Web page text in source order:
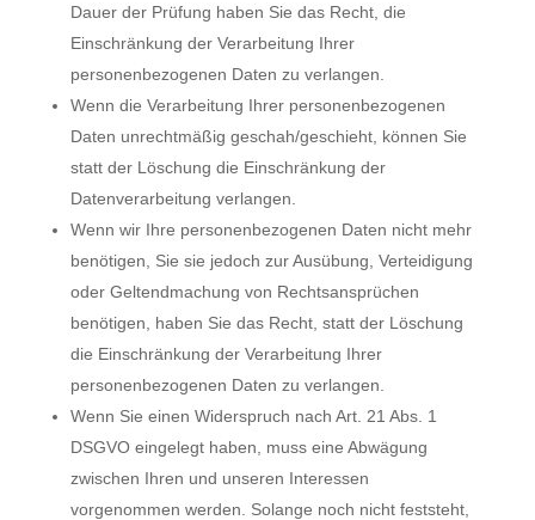
Dauer der Prüfung haben Sie das Recht, die
Einschränkung der Verarbeitung Ihrer
personenbezogenen Daten zu verlangen.
Wenn die Verarbeitung Ihrer personenbezogenen
Daten unrechtmäßig geschah/geschieht, können Sie
statt der Löschung die Einschränkung der
Datenverarbeitung verlangen.
Wenn wir Ihre personenbezogenen Daten nicht mehr
benötigen, Sie sie jedoch zur Ausübung, Verteidigung
oder Geltendmachung von Rechtsansprüchen
benötigen, haben Sie das Recht, statt der Löschung
die Einschränkung der Verarbeitung Ihrer
personenbezogenen Daten zu verlangen.
Wenn Sie einen Widerspruch nach Art. 21 Abs. 1
DSGVO eingelegt haben, muss eine Abwägung
zwischen Ihren und unseren Interessen
vorgenommen werden. Solange noch nicht feststeht,